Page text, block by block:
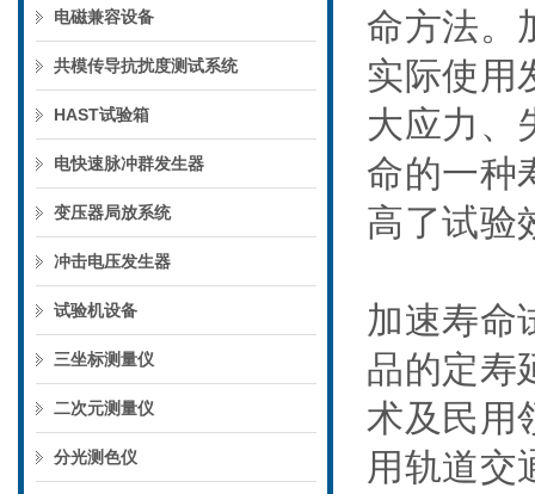
电磁兼容设备
共模传导抗扰度测试系统
HAST试验箱
电快速脉冲群发生器
变压器局放系统
冲击电压发生器
试验机设备
三坐标测量仪
二次元测量仪
分光测色仪
命方法。
实际使用
大应力、
命的一种
高了试验
加速寿命
品的定寿
术及民用
用轨道交